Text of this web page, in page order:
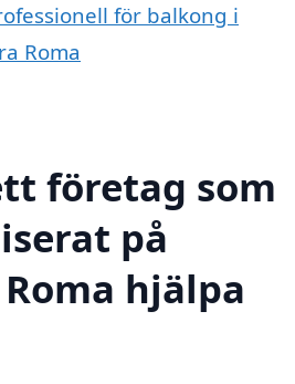
för balkong i
Roma
företag som
på
hjälpa